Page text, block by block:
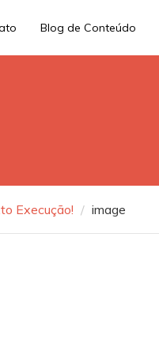
Blog de Conteúdo
Execução! image